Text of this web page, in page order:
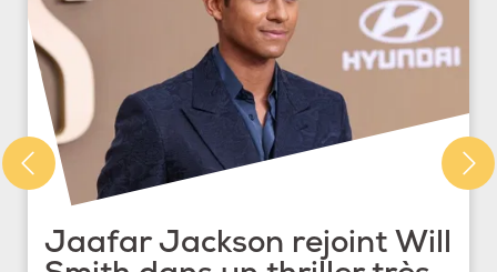
Jaafar Jackson rejoint Will